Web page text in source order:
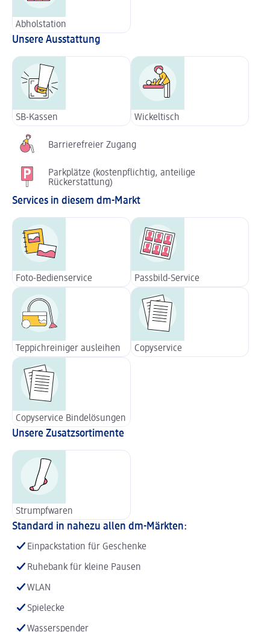
Abholstation
Unsere Ausstattung
SB-Kassen Wickeltisch
Barrierefreier Zugang
Parkplätze (kostenpflichtig, anteilige
Rückerstattung)
Services in diesem dm-Markt
Foto-Bedienservice Passbild-Service
Teppichreiniger ausleihen Copyservice
Copyservice Bindelösungen
Unsere Zusatzsortimente
Strumpfwaren
Standard in nahezu allen dm-Märkten:
Einpackstation für Geschenke
Ruhebank für kleine Pausen
WLAN
Spielecke
Wasserspender